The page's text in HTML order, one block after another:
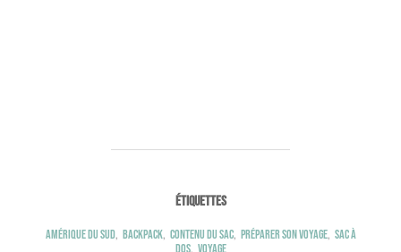
ÉTIQUETTES
Amérique du Sud, Backpack, Contenu du sac, Préparer son voyage, Sac à